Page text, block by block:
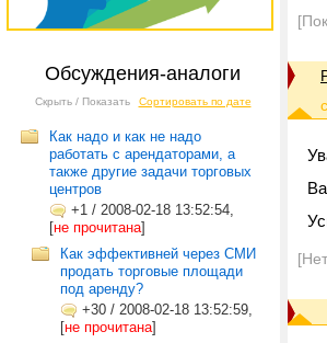
Обсуждения-аналоги
Скрыть / Показать Сортировать по дате
Как надо и как не надо
работать с арендаторами, а
также другие задачи торговых
центров
+1 / 2008-02-18 13:52:54,
[не прочитана]
Как эффективней через СМИ
продать торговые площади
под аренду?
+30 / 2008-02-18 13:52:59,
[не прочитана]